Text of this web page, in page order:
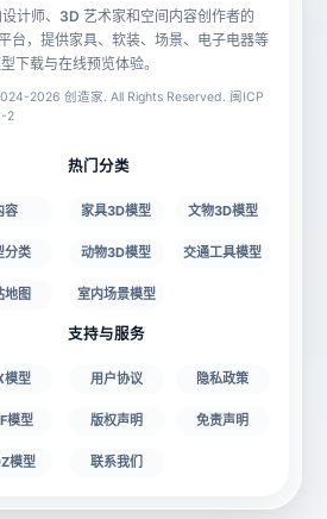
文件大小
计师、3D 艺术家和空间内容创作者的
台，提供家具、软装、场景、电子电器等
下载与在线预览体验。
2026 创造家. All Rights Reserved. 闽ICP
-2
容
分类
地图
热门分类
家具3D模型 文物3D模型
动物3D模型 交通工具模型
室内场景模型
模型
模型
模型
支持与服务
用户协议 隐私政策
版权声明 免责声明
联系我们